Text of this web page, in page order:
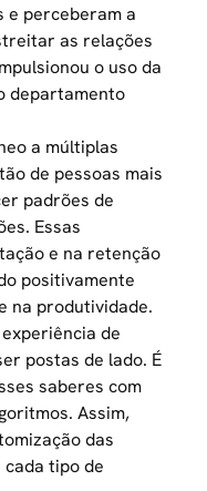
e perceberam a
as relações
o uso da
departamento
a múltiplas
de pessoas mais
padrões de
Essas
e na retenção
positivamente
na produtividade.
de
postas de lado. É
saberes com
Assim,
das
tipo de